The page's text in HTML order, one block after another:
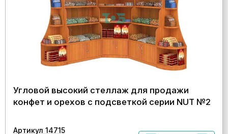
Угловой высокий стеллаж для продажи
конфет и орехов с подсветкой серии NUT №2
Артикул 14715